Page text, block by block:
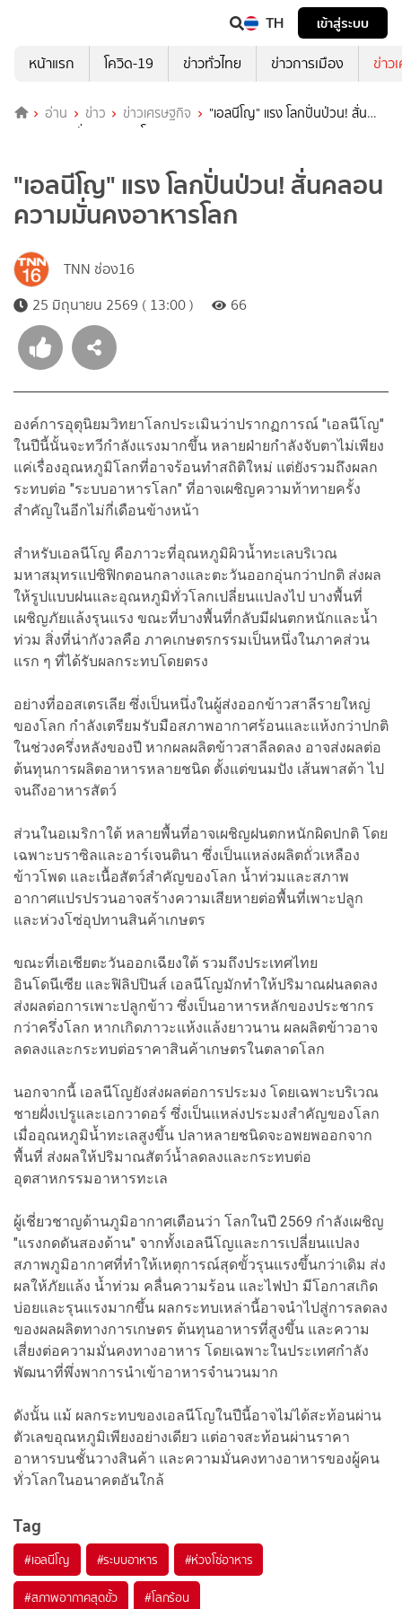
TH
เข้าสู่ระบบ
หน้าแรก
โควิด-19 ข่าวทั่วไทย ข่าวการเมือง ข่าว
อ่าน ข่าว ข่าวเศรษฐกิจ
"เอลนีโญ" แรง โลกปั่นป่วน! สั่น
คลอนความมั่นคงอาหารโลก
"เอลนีโญ" แรง โลกปั่นป่วน! สั่นคลอน
ความมั่นคงอาหารโลก
TNN ช่อง16
25 มิถุนายน 2569 ( 13:00 )
66
องค์การอุตุนิยมวิทยาโลกประเมินว่าปรากฏการณ์ "เอลนีโญ"
ในปีนี้นั้นจะทวีกำลังแรงมากขึ้น หลายฝ่ายกำลังจับตาไม่เพียง
แค่เรื่องอุณหภูมิโลกที่อาจร้อนทำสถิติใหม่ แต่ยังรวมถึงผลก
ระทบต่อ "ระบบอาหารโลก" ที่อาจเผชิญความท้าทายครั้ง
สำคัญในอีกไม่กี่เดือนข้างหน้า
สำหรับเอลนีโญ คือภาวะที่อุณหภูมิผิวน้ำทะเลบริเวณ
มหาสมุทรแปซิฟิกตอนกลางและตะวันออกอุ่นกว่าปกติ ส่งผล
ให้รูปแบบฝนและอุณหภูมิทั่วโลกเปลี่ยนแปลงไป บางพื้นที่
เผชิญภัยแล้งรุนแรง ขณะที่บางพื้นที่กลับมีฝนตกหนักและน้ำ
ท่วม สิ่งที่น่ากังวลคือ ภาคเกษตรกรรมเป็นหนึ่งในภาคส่วน
แรก ๆ ที่ได้รับผลกระทบโดยตรง
อย่างที่ออสเตรเลีย ซึ่งเป็นหนึ่งในผู้ส่งออกข้าวสาลีรายใหญ่
ของโลก กำลังเตรียมรับมือสภาพอากาศร้อนและแห้งกว่าปกติ
ในช่วงครึ่งหลังของปี หากผลผลิตข้าวสาลีลดลง อาจส่งผลต่อ
ต้นทุนการผลิตอาหารหลายชนิด ตั้งแต่ขนมปัง เส้นพาสต้า ไป
จนถึงอาหารสัตว์
ส่วนในอเมริกาใต้ หลายพื้นที่อาจเผชิญฝนตกหนักผิดปกติ โดย
เฉพาะบราซิลและอาร์เจนตินา ซึ่งเป็นแหล่งผลิตถั่วเหลือง
ข้าวโพด และเนื้อสัตว์สำคัญของโลก น้ำท่วมและสภาพ
อากาศแปรปรวนอาจสร้างความเสียหายต่อพื้นที่เพาะปลูก
และห่วงโซ่อุปทานสินค้าเกษตร
ขณะที่เอเชียตะวันออกเฉียงใต้ รวมถึงประเทศไทย
อินโดนีเซีย และฟิลิปปินส์ เอลนีโญมักทำให้ปริมาณฝนลดลง
ส่งผลต่อการเพาะปลูกข้าว ซึ่งเป็นอาหารหลักของประชากร
กว่าครึ่งโลก หากเกิดภาวะแห้งแล้งยาวนาน ผลผลิตข้าวอาจ
ลดลงและกระทบต่อราคาสินค้าเกษตรในตลาดโลก
นอกจากนี้ เอลนีโญยังส่งผลต่อการประมง โดยเฉพาะบริเวณ
ชายฝั่งเปรูและเอกวาดอร์ ซึ่งเป็นแหล่งประมงสำคัญของโลก
เมื่ออุณหภูมิน้ำทะเลสูงขึ้น ปลาหลายชนิดจะอพยพออกจาก
พื้นที่ ส่งผลให้ปริมาณสัตว์น้ำลดลงและกระทบต่อ
อุตสาหกรรมอาหารทะเล
ผู้เชี่ยวชาญด้านภูมิอากาศเตือนว่า โลกในปี 2569 กำลังเผชิญ
"แรงกดดันสองด้าน" จากทั้งเอลนีโญและการเปลี่ยนแปลง
สภาพภูมิอากาศที่ทำให้เหตุการณ์สุดขั้วรุนแรงขึ้นกว่าเดิม ส่ง
ผลให้ภัยแล้ง น้ำท่วม คลื่นความร้อน และไฟป่า มีโอกาสเกิด
บ่อยและรุนแรงมากขึ้น ผลกระทบเหล่านี้อาจนำไปสู่การลดลง
ของผลผลิตทางการเกษตร ต้นทุนอาหารที่สูงขึ้น และความ
เสี่ยงต่อความมั่นคงทางอาหาร โดยเฉพาะในประเทศกำลัง
พัฒนาที่พึ่งพาการนำเข้าอาหารจำนวนมาก
ดังนั้น แม้ ผลกระทบของเอลนีโญในปีนี้อาจไม่ได้สะท้อนผ่าน
ตัวเลขอุณหภูมิเพียงอย่างเดียว แต่อาจสะท้อนผ่านราคา
อาหารบนชั้นวางสินค้า และความมั่นคงทางอาหารของผู้คน
ทั่วโลกในอนาคตอันใกล้
Tag
#เอลนีโญ #ระบบอาหาร #ห่วงโซ่อาหาร
#สภาพอากาศสุดขั้ว #โลกร้อน